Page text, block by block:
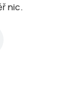
nic.